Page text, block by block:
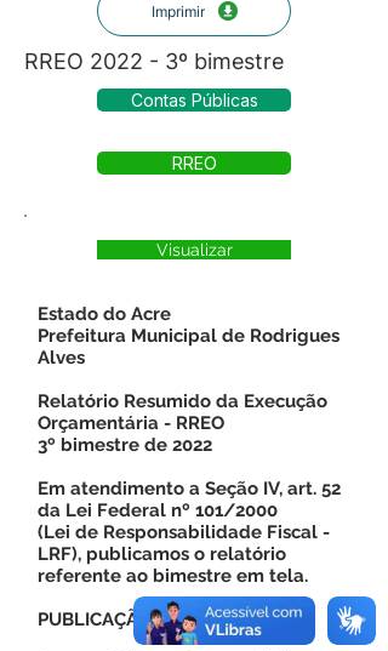
Imprimir
RREO 2022 - 3º bimestre
Contas Públicas
RREO
Visualizar
Estado do Acre
Prefeitura Municipal de Rodrigues
Alves
Relatório Resumido da Execução
Orçamentária - RREO
3º bimestre de 2022
Em atendimento a Seção IV, art. 52
da Lei Federal nº 101/2000
(Lei de Responsabilidade Fiscal -
LRF), publicamos o relatório
referente ao bimestre em tela.
PUBLICAÇÃO